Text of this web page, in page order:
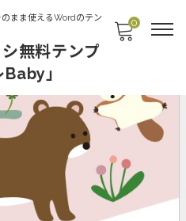
まま使えるWordのテン
無料テンプ
」
0